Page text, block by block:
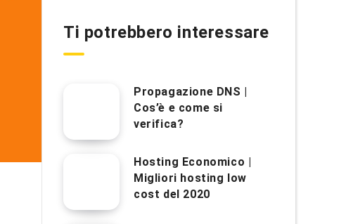
Ti potrebbero interessare
Propagazione DNS |
Cos’è e come si
verifica?
Hosting Economico |
Migliori hosting low
cost del 2020